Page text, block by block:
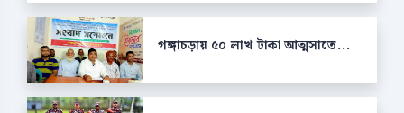
গঙ্গাচড়ায় ৫০ লাখ টাকা আত্মসাতে...